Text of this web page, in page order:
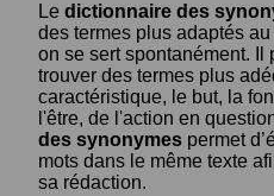
Le dictionnaire des
des termes plus adaptés
on se sert spontanément. Il
trouver des termes plus
caractéristique, le but, la
l'être, de l'action en
des synonymes permet
mots dans le même texte
sa rédaction.